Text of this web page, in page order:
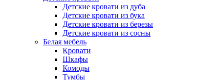
Детские кровати из дуба
Детские кровати из бука
Детские кровати из березы
Детские кровати из сосны
Белая мебель
Кровати
Шкафы
Комоды
Тумбы